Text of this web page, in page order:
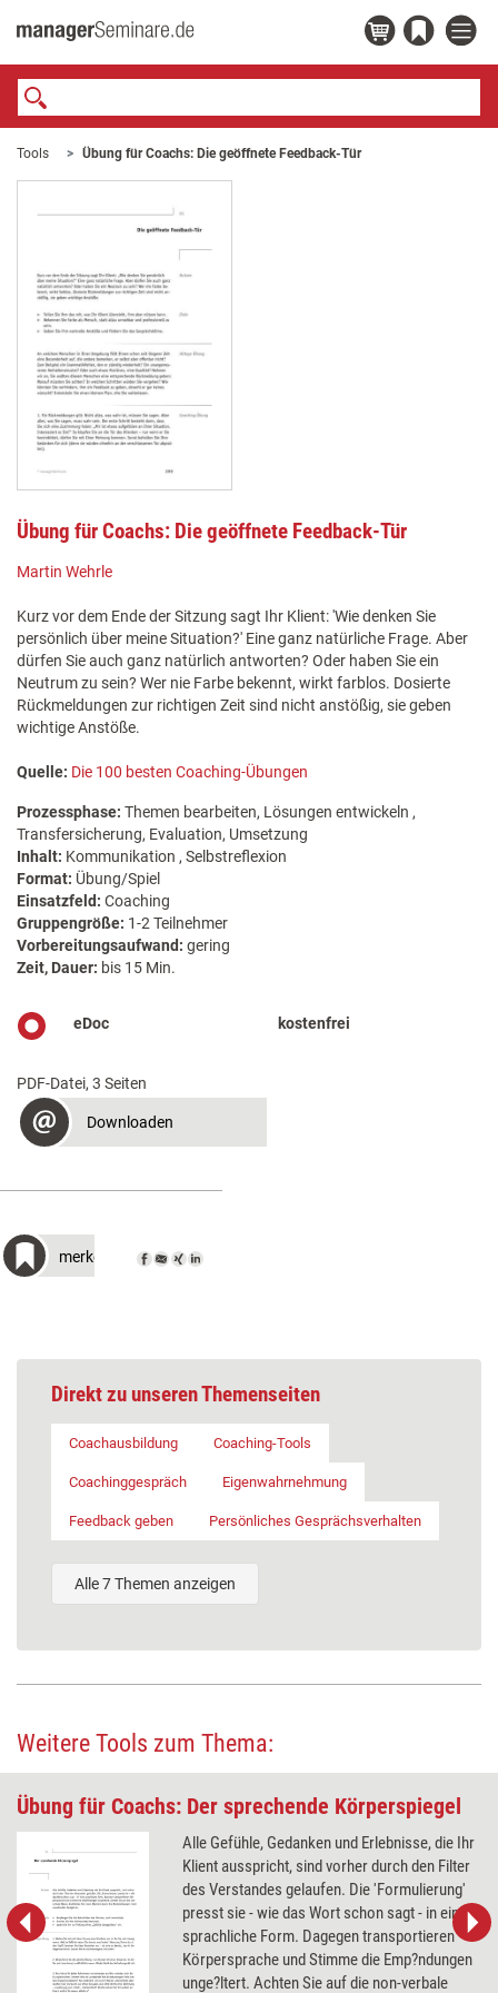
Tools Übung für Coachs: Die geöffnete Feedback-Tür
Übung für Coachs: Die geöffnete Feedback-Tür
Martin Wehrle
Kurz vor dem Ende der Sitzung sagt Ihr Klient: 'Wie denken Sie
persönlich über meine Situation?' Eine ganz natürliche Frage. Aber
dürfen Sie auch ganz natürlich antworten? Oder haben Sie ein
Neutrum zu sein? Wer nie Farbe bekennt, wirkt farblos. Dosierte
Rückmeldungen zur richtigen Zeit sind nicht anstößig, sie geben
wichtige Anstöße.
Quelle: Die 100 besten Coaching-Übungen
Prozessphase: Themen bearbeiten, Lösungen entwickeln ,
Transfersicherung, Evaluation, Umsetzung
Inhalt: Kommunikation , Selbstreflexion
Format: Übung/Spiel
Einsatzfeld: Coaching
Gruppengröße: 1-2 Teilnehmer
Vorbereitungsaufwand: gering
Zeit, Dauer: bis 15 Min.
eDoc kostenfrei
PDF-Datei, 3 Seiten
Downloaden
merken
Direkt zu unseren Themenseiten
Coachausbildung Coaching-Tools
Coachinggespräch Eigenwahrnehmung
Feedback geben Persönliches Gesprächsverhalten
Alle 7 Themen anzeigen
Weitere Tools zum Thema:
Übung für Coachs: Der sprechende Körperspiegel
Alle Gefühle, Gedanken und Erlebnisse, die Ihr
Klient ausspricht, sind vorher durch den Filter
des Verstandes gelaufen. Die 'Formulierung'
presst sie - wie das Wort schon sagt - in eine
sprachliche Form. Dagegen transportieren
Körpersprache und Stimme die Emp?ndungen
unge?ltert. Achten Sie auf die non-verbale